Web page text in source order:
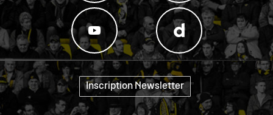
Inscription Newsletter "